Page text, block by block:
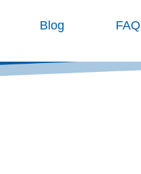
Blog FAQ